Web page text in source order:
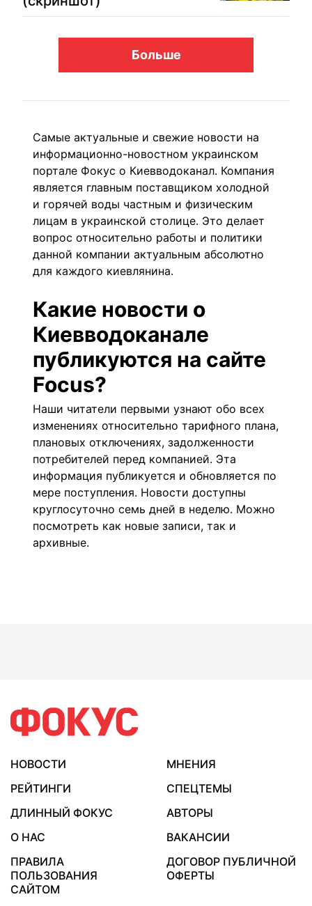
Больше
Самые актуальные и свежие новости на
информационно-новостном украинском
портале Фокус о Киевводоканал. Компания
является главным поставщиком холодной
и горячей воды частным и физическим
лицам в украинской столице. Это делает
вопрос относительно работы и политики
данной компании актуальным абсолютно
для каждого киевлянина.
Какие новости о
Киевводоканале
публикуются на сайте
Focus?
Наши читатели первыми узнают обо всех
изменениях относительно тарифного плана,
плановых отключениях, задолженности
потребителей перед компанией. Эта
информация публикуется и обновляется по
мере поступления. Новости доступны
круглосуточно семь дней в неделю. Можно
посмотреть как новые записи, так и
архивные.
НОВОСТИ
МНЕНИЯ
РЕЙТИНГИ
СПЕЦТЕМЫ
ДЛИННЫЙ ФОКУС
АВТОРЫ
О НАС
ВАКАНСИИ
ПРАВИЛА
ПОЛЬЗОВАНИЯ
САЙТОМ
ДОГОВОР ПУБЛИЧНОЙ
ОФЕРТЫ